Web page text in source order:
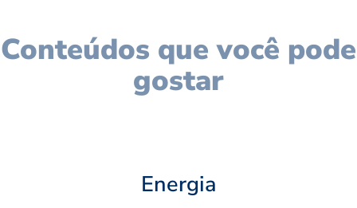
Conteúdos que você pode
gostar
Energia